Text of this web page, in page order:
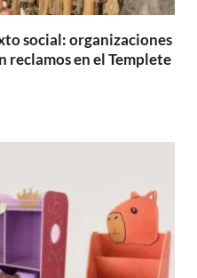
social: organizaciones
en el Templete